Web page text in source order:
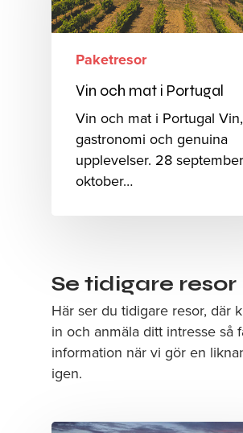
Paketresor
Vin och mat i Portugal
Vin och mat i Portugal Vin,
gastronomi och genuina
upplevelser. 28
oktober…
Se tidigare resor
Här ser du tidigare resor, där
in och anmäla ditt intresse så
information när vi gör en
igen.